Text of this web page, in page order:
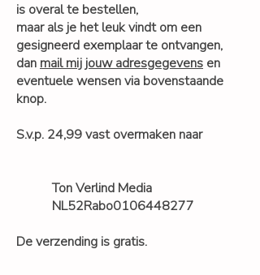
is overal te bestellen,
maar als je het leuk vindt om een
gesigneerd exemplaar te ontvangen,
dan mail mij jouw adresgegevens en
eventuele wensen via bovenstaande
knop.
S.v.p. 24,99 vast overmaken naar
Ton Verlind Media
NL52Rabo0106448277
De verzending is gratis.